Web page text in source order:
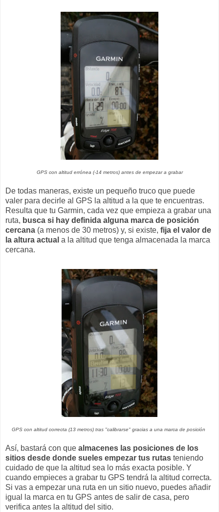
GPS con altitud errónea (-14 metros) antes de empezar a grabar
De todas maneras, existe un pequeño truco que puede
valer para decirle al GPS la altitud a la que te encuentras.
Resulta que tu Garmin, cada vez que empieza a grabar una
ruta, busca si hay definida alguna marca de posición
cercana (a menos de 30 metros) y, si existe, fija el valor de
la altura actual a la altitud que tenga almacenada la marca
cercana.
GPS con altitud correcta (13 metros) tras "calibrarse" gracias a una marca de posición
Así, bastará con que almacenes las posiciones de los
sitios desde donde sueles empezar tus rutas teniendo
cuidado de que la altitud sea lo más exacta posible. Y
cuando empieces a grabar tu GPS tendrá la altitud correcta.
Si vas a empezar una ruta en un sitio nuevo, puedes añadir
igual la marca en tu GPS antes de salir de casa, pero
verifica antes la altitud del sitio.